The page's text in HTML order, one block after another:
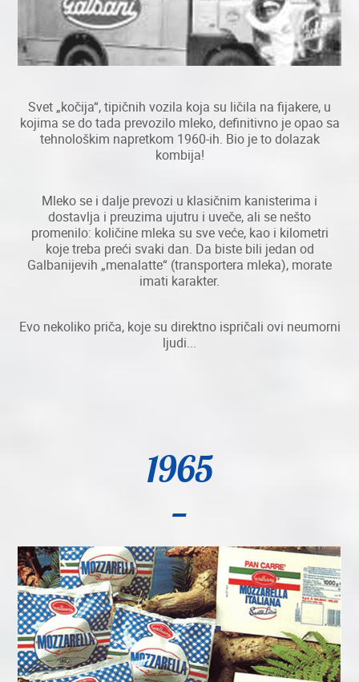
Svet „kočija“, tipičnih vozila koja su ličila na fijakere, u
kojima se do tada prevozilo mleko, definitivno je opao sa
tehnološkim napretkom 1960-ih. Bio je to dolazak
kombija!
Mleko se i dalje prevozi u klasičnim kanisterima i
dostavlja i preuzima ujutru i uveče, ali se nešto
promenilo: količine mleka su sve veće, kao i kilometri
koje treba preći svaki dan. Da biste bili jedan od
Galbanijevih „menalatte“ (transportera mleka), morate
imati karakter.
Evo nekoliko priča, koje su direktno ispričali ovi neumorni
ljudi...
1965